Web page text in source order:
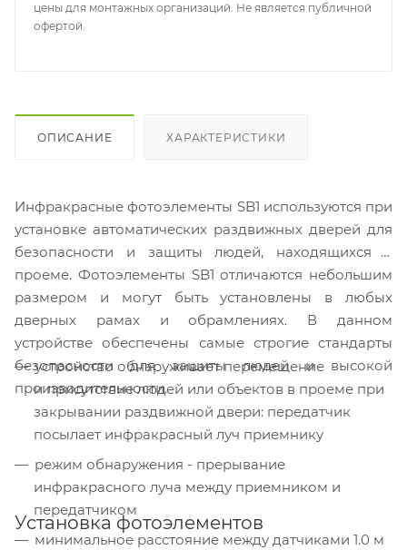
цены для монтажных организаций. Не является публичной
офертой.
ОПИСАНИЕ ХАРАКТЕРИСТИКИ
Инфракрасные фотоэлементы SB1 используются при
установке автоматических раздвижных дверей для
безопасности и защиты людей, находящихся в
проеме. Фотоэлементы SB1 отличаются небольшим
размером и могут быть установлены в любых
дверных рамах и обрамлениях. В данном
устройстве обеспечены самые строгие стандарты
безопасности для защиты людей и высокой
производительности.
устройство обнаруживает перемещение
и присутствие людей или объектов в проеме при
закрывании раздвижной двери: передатчик
посылает инфракрасный луч приемнику
режим обнаружения - прерывание
инфракрасного луча между приемником и
передатчиком
минимальное расстояние между датчиками 1.0 м
Установка фотоэлементов